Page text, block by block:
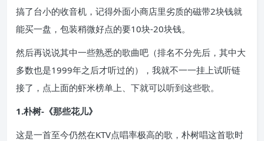
搞了台小的收音机，记得外面小商店里劣质的磁带2块钱就
能买一盘，包装稍微好点的要10块-20块钱。
然后再说说其中一些熟悉的歌曲吧（排名不分先后，其中大
多数也是1999年之后才听过的），我就不一一挂上试听链
接了，点上面的虾米榜单上、下就可以听到这些歌。
1.朴树-《那些花儿》
这是一首至今仍然在KTV点唱率极高的歌，朴树唱这首歌时